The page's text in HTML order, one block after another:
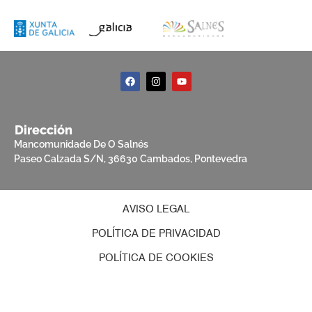
Dirección
Mancomunidade De O Salnés
Paseo Calzada S/N, 36630 Cambados, Pontevedra
AVISO LEGAL
POLÍTICA DE PRIVACIDAD
POLÍTICA DE COOKIES